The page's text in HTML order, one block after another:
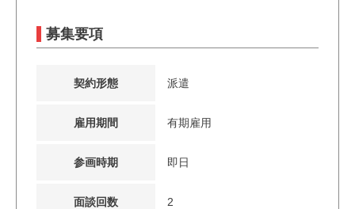
募集要項
契約形態 派遣
雇用期間 有期雇用
参画時期 即日
面談回数 2